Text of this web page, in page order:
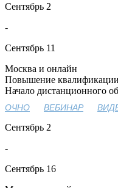
Сентябрь 2
-
Сентябрь 11
Москва и онлайн
Повышение
Начало дистанционного
ОЧНО ВЕБИНАР
Сентябрь 2
-
Сентябрь 16